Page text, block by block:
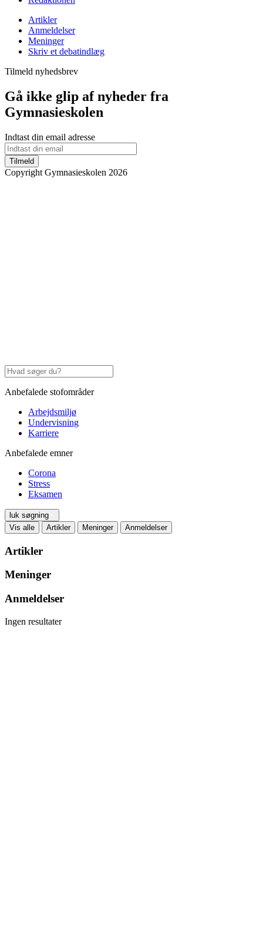
Artikler
Anmeldelser
Meninger
Skriv et debatindlæg
Tilmeld nyhedsbrev
Gå ikke glip af nyheder fra
Gymnasieskolen
Indtast din email adresse
Tilmeld
Copyright Gymnasieskolen 2026
Anbefalede stofområder
Arbejdsmiljø
Undervisning
Karriere
Anbefalede emner
Corona
Stress
Eksamen
luk søgning
Vis alle
Artikler Meninger Anmeldelser
Artikler
Meninger
Anmeldelser
Ingen resultater